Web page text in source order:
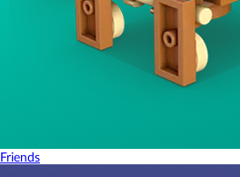
Friends